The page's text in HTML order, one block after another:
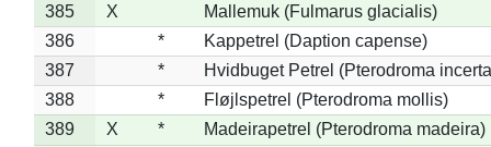
385
X
Mallemuk (Fulmarus glacialis)
386
*
Kappetrel (Daption capense)
387
*
Hvidbuget Petrel (Pterodroma
388
*
Fløjlspetrel (Pterodroma mollis)
389
X *
Madeirapetrel (Pterodroma madeira)